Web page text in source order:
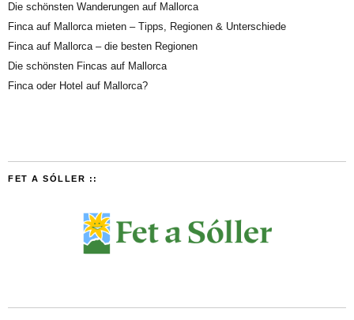
Die schönsten Wanderungen auf Mallorca
Finca auf Mallorca mieten – Tipps, Regionen & Unterschiede
Finca auf Mallorca – die besten Regionen
Die schönsten Fincas auf Mallorca
Finca oder Hotel auf Mallorca?
FET A SÓLLER ::